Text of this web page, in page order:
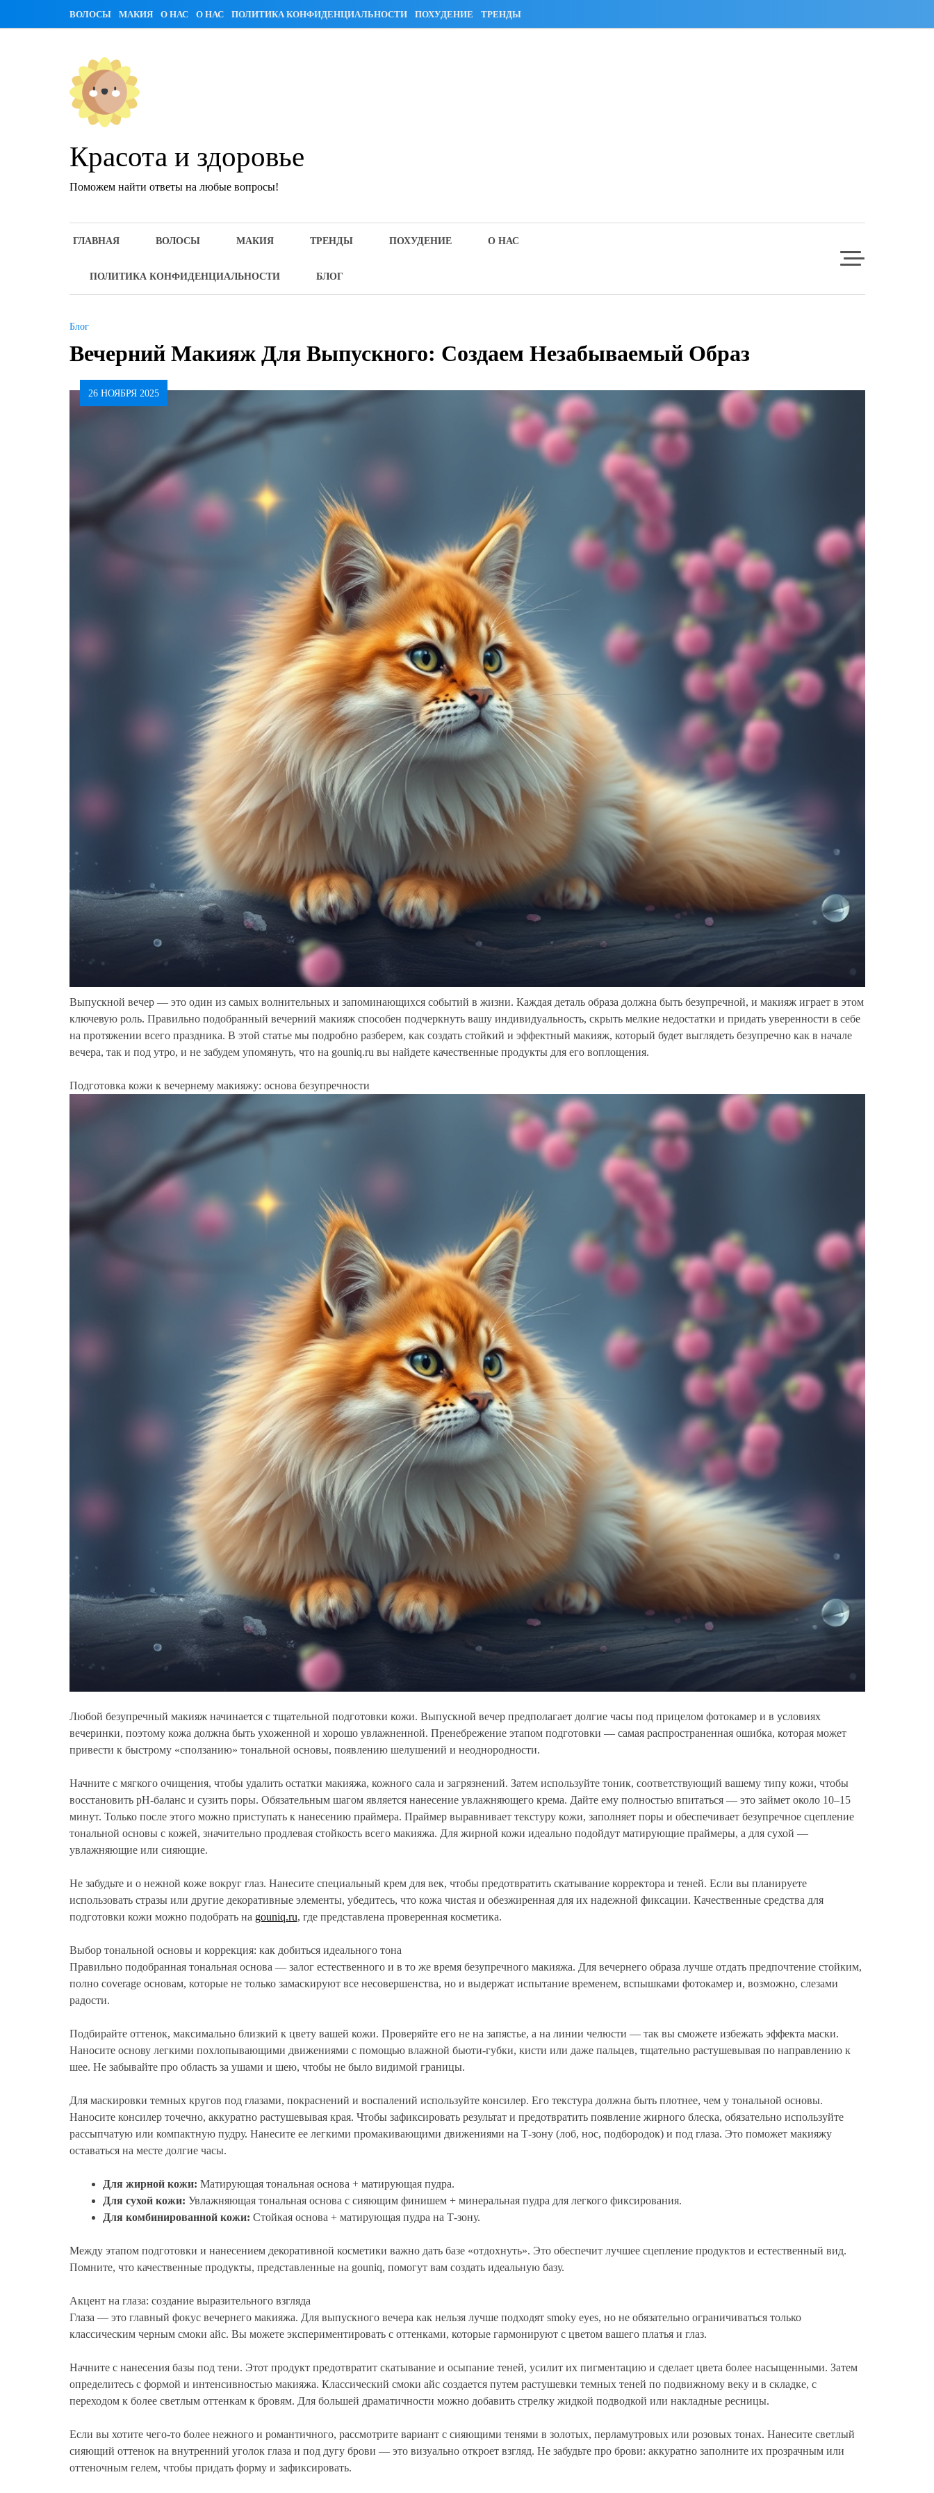
ВОЛОСЫ МАКИЯ О НАС О НАС ПОЛИТИКА КОНФИДЕНЦИАЛЬНОСТИ ПОХУДЕНИЕ ТРЕНДЫ
Красота и здоровье
Поможем найти ответы на любые вопросы!
ГЛАВНАЯ ВОЛОСЫ МАКИЯ ТРЕНДЫ ПОХУДЕНИЕ О НАС
ПОЛИТИКА КОНФИДЕНЦИАЛЬНОСТИ БЛОГ
Блог
Вечерний Макияж Для Выпускного: Создаем Незабываемый Образ
26 НОЯБРЯ 2025
Выпускной вечер — это один из самых волнительных и запоминающихся событий в жизни. Каждая деталь образа должна быть безупречной, и макияж играет в этом
ключевую роль. Правильно подобранный вечерний макияж способен подчеркнуть вашу индивидуальность, скрыть мелкие недостатки и придать уверенности в себе
на протяжении всего праздника. В этой статье мы подробно разберем, как создать стойкий и эффектный макияж, который будет выглядеть безупречно как в начале
вечера, так и под утро, и не забудем упомянуть, что на gouniq.ru вы найдете качественные продукты для его воплощения.
Подготовка кожи к вечернему макияжу: основа безупречности
Любой безупречный макияж начинается с тщательной подготовки кожи. Выпускной вечер предполагает долгие часы под прицелом фотокамер и в условиях
вечеринки, поэтому кожа должна быть ухоженной и хорошо увлажненной. Пренебрежение этапом подготовки — самая распространенная ошибка, которая может
привести к быстрому «сползанию» тональной основы, появлению шелушений и неоднородности.
Начните с мягкого очищения, чтобы удалить остатки макияжа, кожного сала и загрязнений. Затем используйте тоник, соответствующий вашему типу кожи, чтобы
восстановить pH-баланс и сузить поры. Обязательным шагом является нанесение увлажняющего крема. Дайте ему полностью впитаться — это займет около 10–15
минут. Только после этого можно приступать к нанесению праймера. Праймер выравнивает текстуру кожи, заполняет поры и обеспечивает безупречное сцепление
тональной основы с кожей, значительно продлевая стойкость всего макияжа. Для жирной кожи идеально подойдут матирующие праймеры, а для сухой —
увлажняющие или сияющие.
Не забудьте и о нежной коже вокруг глаз. Нанесите специальный крем для век, чтобы предотвратить скатывание корректора и теней. Если вы планируете
использовать стразы или другие декоративные элементы, убедитесь, что кожа чистая и обезжиренная для их надежной фиксации. Качественные средства для
подготовки кожи можно подобрать на gouniq.ru, где представлена проверенная косметика.
Выбор тональной основы и коррекция: как добиться идеального тона
Правильно подобранная тональная основа — залог естественного и в то же время безупречного макияжа. Для вечернего образа лучше отдать предпочтение стойким,
полно coverage основам, которые не только замаскируют все несовершенства, но и выдержат испытание временем, вспышками фотокамер и, возможно, слезами
радости.
Подбирайте оттенок, максимально близкий к цвету вашей кожи. Проверяйте его не на запястье, а на линии челюсти — так вы сможете избежать эффекта маски.
Наносите основу легкими похлопывающими движениями с помощью влажной бьюти-губки, кисти или даже пальцев, тщательно растушевывая по направлению к
шее. Не забывайте про область за ушами и шею, чтобы не было видимой границы.
Для маскировки темных кругов под глазами, покраснений и воспалений используйте консилер. Его текстура должна быть плотнее, чем у тональной основы.
Наносите консилер точечно, аккуратно растушевывая края. Чтобы зафиксировать результат и предотвратить появление жирного блеска, обязательно используйте
рассыпчатую или компактную пудру. Нанесите ее легкими промакивающими движениями на Т-зону (лоб, нос, подбородок) и под глаза. Это поможет макияжу
оставаться на месте долгие часы.
Для жирной кожи: Матирующая тональная основа + матирующая пудра.
Для сухой кожи: Увлажняющая тональная основа с сияющим финишем + минеральная пудра для легкого фиксирования.
Для комбинированной кожи: Стойкая основа + матирующая пудра на Т-зону.
Между этапом подготовки и нанесением декоративной косметики важно дать базе «отдохнуть». Это обеспечит лучшее сцепление продуктов и естественный вид.
Помните, что качественные продукты, представленные на gouniq, помогут вам создать идеальную базу.
Акцент на глаза: создание выразительного взгляда
Глаза — это главный фокус вечернего макияжа. Для выпускного вечера как нельзя лучше подходят smoky eyes, но не обязательно ограничиваться только
классическим черным смоки айс. Вы можете экспериментировать с оттенками, которые гармонируют с цветом вашего платья и глаз.
Начните с нанесения базы под тени. Этот продукт предотвратит скатывание и осыпание теней, усилит их пигментацию и сделает цвета более насыщенными. Затем
определитесь с формой и интенсивностью макияжа. Классический смоки айс создается путем растушевки темных теней по подвижному веку и в складке, с
переходом к более светлым оттенкам к бровям. Для большей драматичности можно добавить стрелку жидкой подводкой или накладные ресницы.
Если вы хотите чего-то более нежного и романтичного, рассмотрите вариант с сияющими тенями в золотых, перламутровых или розовых тонах. Нанесите светлый
сияющий оттенок на внутренний уголок глаза и под дугу брови — это визуально откроет взгляд. Не забудьте про брови: аккуратно заполните их прозрачным или
оттеночным гелем, чтобы придать форму и зафиксировать.